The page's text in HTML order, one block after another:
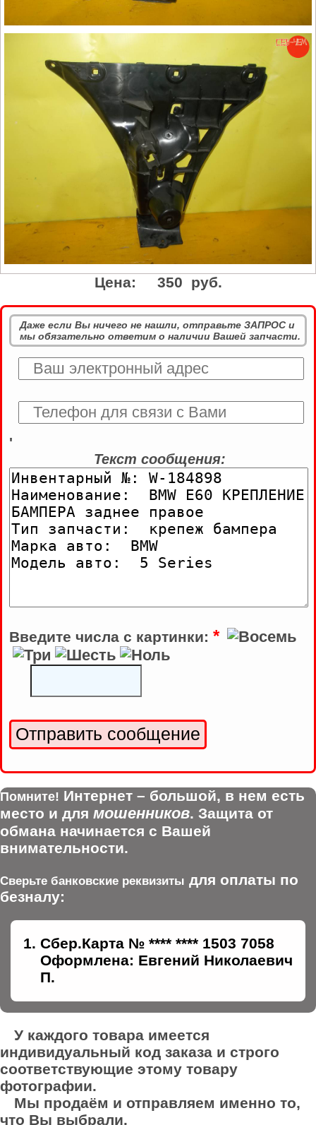
Цена: 350 руб.
Даже если Вы ничего не нашли, отправьте ЗАПРОС и
мы обязательно ответим о наличии Вашей запчасти.
'
Текст сообщения:
Введите числа с картинки: *
Помните! Интернет – большой, в нем есть
место и для мошенников. Защита от
обмана начинается с Вашей
внимательности.
Сверьте банковские реквизиты для оплаты по
безналу:
Сбер.Карта № **** **** 1503 7058
Оформлена: Евгений Николаевич
П.
У каждого товара имеется
индивидуальный код заказа и строго
соответствующие этому товару
фотографии.
Мы продаём и отправляем именно то,
что Вы выбрали.